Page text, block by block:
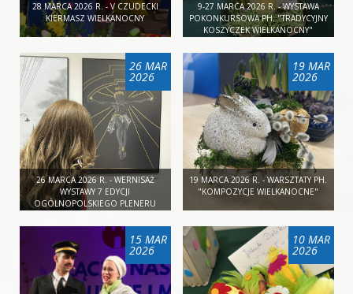
28 MARCA 2026 R. - V CZUDECKI
KIERMASZ WIELKANOCNY
9-27 MARCA 2026 R. - WYSTAWA
POKONKURSOWA PH. "TRADYCYJNY
KOSZYCZEK WIELKANOCNY"
26 MAR
2026
26 MARCA 2026 R. - WERNISAŻ
WYSTAWY 7 EDYCJI
OGÓLNOPOLSKIEGO PLENERU
GALERII SZTUKI MOK W DĘBICY
19 MAR
2026
19 MARCA 2026 R. - WARSZTATY PH.
"KOMPOZYCJE WIELKANOCNE"
15 MAR
2026
10 MAR
2026